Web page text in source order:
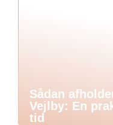
Sådan
Vejlby: En
tid